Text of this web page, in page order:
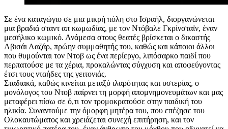
Σε ένα καταγώγιο σε μια μικρή πόλη στο Ισραήλ, διοργανώνεται
μια βραδιά σταντ απ κωμωδίας, με τον Ντόβαλε Γκρίνσταϊν, έναν
μεσήλικο κωμικό. Ανάμεσα στους θεατές βρίσκεται ο δικαστής
Αβισάι Λαζάρ, πρώην συμμαθητής του, καθώς και κάποιοι άλλοι
που θυμούνται τον Ντοβ ως ένα περίεργο, λιπόσαρκο παιδί που
περπατούσε με τα χέρια, προκαλώντας σύγχυση και αποφεύγοντας
έτσι τους νταήδες της γειτονιάς.
Σταδιακά, καθώς κινείται μεταξύ ιλαρότητας και υστερίας, ο
μονόλογος του Ντοβ παίρνει τη μορφή απομνημονευμάτων και μας
μεταφέρει πίσω σε ό,τι τον τρομοκρατούσε στην παιδική του
ηλικία. Συναντούμε την όμορφη μητέρα του, που επέζησε του
Ολοκαυτώματος και χρειάζεται συνεχή επιτήρηση, και τον